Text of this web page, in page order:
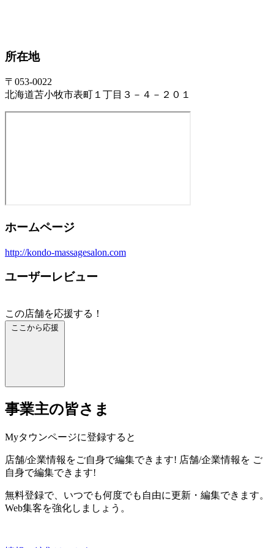
所在地
〒053-0022
北海道苫小牧市表町１丁目３－４－２０１
ホームページ
http://kondo-massagesalon.com
ユーザーレビュー
この店舗を応援する！
ここから応援
事業主の皆さま
Myタウンページに登録すると
店舗/企業情報をご自身で編集できます! 店舗/企業情報を ご
自身で編集できます!
無料登録で、いつでも何度でも自由に更新・編集できます。
Web集客を強化しましょう。